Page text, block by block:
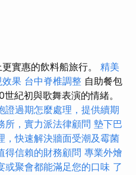
實惠的飲料船旅行。 精美
效果 台中脊椎調整 自助餐包
紀初與歌舞表演的情緒。
證過期怎麼處理，提供續期
所，實力派法律顧問 墊下巴
，快速解決牆面受潮及霉菌
得信賴的財務顧問 專業外燴
或聚會都能滿足您的口味 了